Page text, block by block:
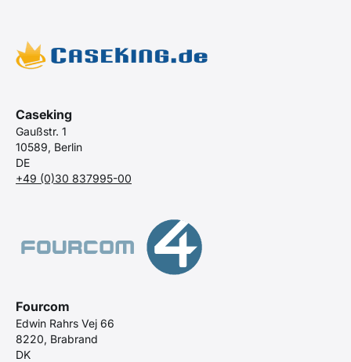
Caseking
Gaußstr. 1
10589, Berlin
DE
+49 (0)30 837995-00
Fourcom
Edwin Rahrs Vej 66
8220, Brabrand
DK